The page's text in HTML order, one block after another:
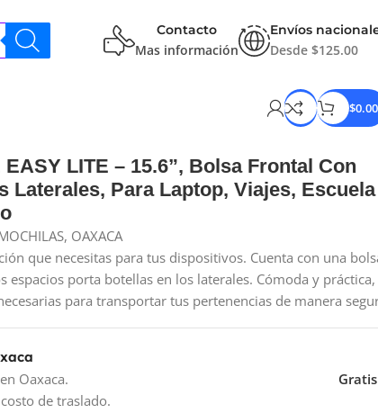
Contacto
Mas información
Envíos
Desde $125.00
$0.00
LITE – 15.6”, Bolsa Frontal Con
Laterales, Para Laptop, Viajes,
, OAXACA
que necesitas para tus dispositivos. Cuenta con una
espacios porta botellas en los laterales. Cómoda y práctica,
para transportar tus pertenencias de manera
Oaxaca.
de traslado.
Gratis